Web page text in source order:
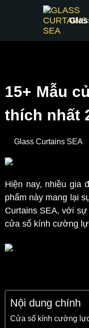
15+ Mẫu
thích nhất
Glass Curtains SEA
Hiện nay, nhiều gia
phẩm này mang lại
Curtains SEA, với
cửa sổ kính cường
Nội dung chính
Cửa sổ kính cường